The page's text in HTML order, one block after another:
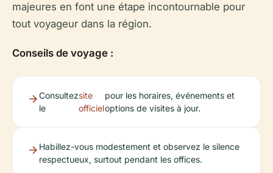
majeures en font une étape incontournable pour
tout voyageur dans la région.
Conseils de voyage :
Consultez
le
site
officiel
pour les horaires, événements et
options de visites à jour.
Habillez-vous modestement et observez le silence
respectueux, surtout pendant les offices.